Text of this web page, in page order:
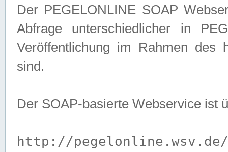
Der PEGELONLINE SOAP
Abfrage unterschiedlicher in
Veröffentlichung im Rahmen des
sind.
Der SOAP-basierte Webservice ist
http://pegelonline.wsv.de/